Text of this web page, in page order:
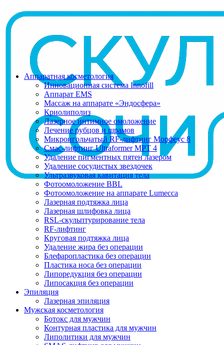
Аппаратная косметология
Инновационная система Innofill
Аппарат EMS
Массаж на аппарате «Эндосфера»
Криолиполиз
Лазерное интимное омоложение
Лечение рубцов и шрамов
Микроигольчатый RF-лифтинг Морфеус 8
Смас-лифтинг Ultraformer MPT 4
Удаление пигментных пятен лазером
Удаление сосудистых звездочек
Ультразвуковая кавитация тела
Фотоомоложение BBL
Фотоомоложение на аппарате Lumecca
Лазерная подтяжка лица
Лазерная шлифовка лица
RSL-скульптурирование тела
RF-лифтинг
Круговая подтяжка лица
Удаление жира без операции
Блефаропластика без операции
Пластика носа без операции
Липоредукция без операции
Липосакция без операции
Эпиляция
Лазерная эпиляция
Мужская косметология
Ботокс для мужчин
Контурная пластика для мужчин
Липолитики для мужчин